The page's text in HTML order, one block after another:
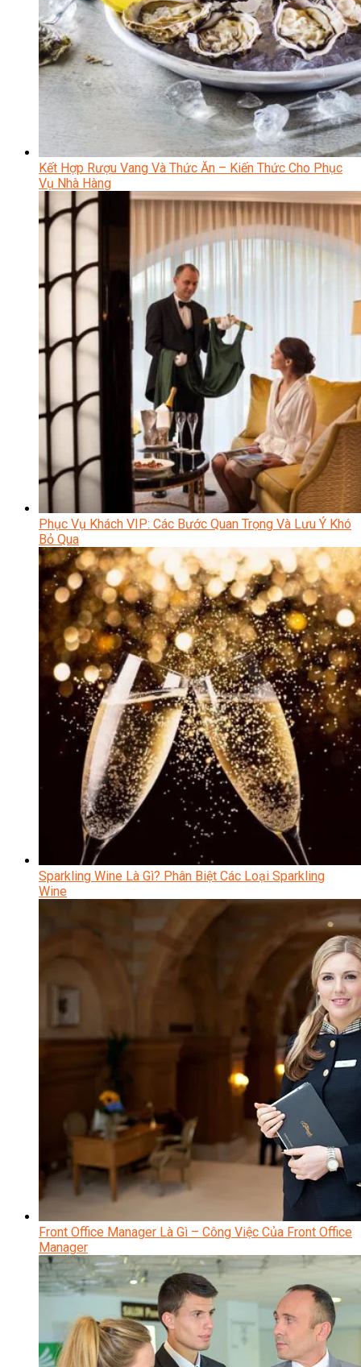
Kết Hợp Rượu Vang Và Thức Ăn – Kiến Thức Cho Phục
Vụ Nhà Hàng
Phục Vụ Khách VIP: Các Bước Quan Trọng Và Lưu Ý Khó
Bỏ Qua
Sparkling Wine Là Gì? Phân Biệt Các Loại Sparkling
Wine
Front Office Manager Là Gì – Công Việc Của Front Office
Manager